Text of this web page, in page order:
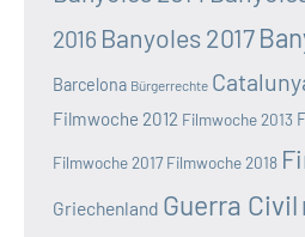
2016 Banyoles 2017
Barcelona Bürgerrechte
Filmwoche 2012 Filmwoche 2013
Filmwoche 2017 Filmwoche 2018
Griechenland Guerra Civil